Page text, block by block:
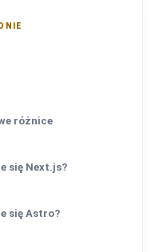
różnice
się Next.js?
się Astro?